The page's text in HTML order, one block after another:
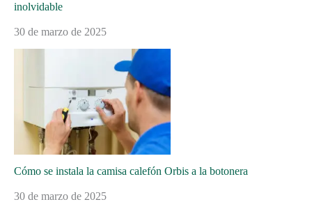
inolvidable
30 de marzo de 2025
Cómo se instala la camisa calefón Orbis a la botonera
30 de marzo de 2025